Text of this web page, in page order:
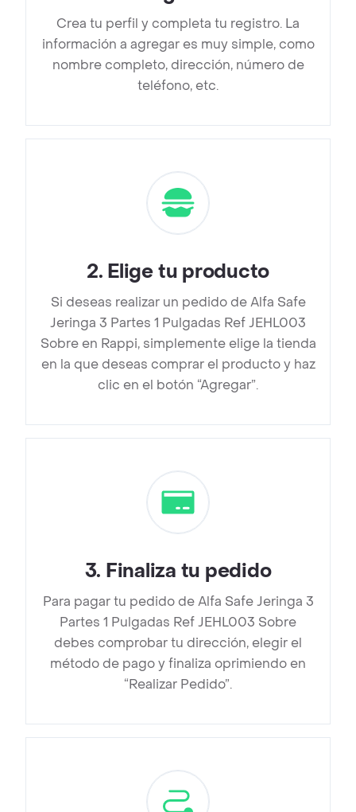
Crea tu perfil y completa tu registro. La
información a agregar es muy simple, como
nombre completo, dirección, número de
teléfono, etc.
2. Elige tu producto
Si deseas realizar un pedido de Alfa Safe
Jeringa 3 Partes 1 Pulgadas Ref JEHL003
Sobre en Rappi, simplemente elige la tienda
en la que deseas comprar el producto y haz
clic en el botón “Agregar”.
3. Finaliza tu pedido
Para pagar tu pedido de Alfa Safe Jeringa 3
Partes 1 Pulgadas Ref JEHL003 Sobre
debes comprobar tu dirección, elegir el
método de pago y finaliza oprimiendo en
“Realizar Pedido”.